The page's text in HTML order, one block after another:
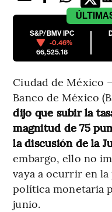
S&P/BMV IPC
-0.46%
66,525.18
Ciudad de México
Banco de México
dijo que subir la
magnitud de 75
la discusión de la
embargo, ello no
vaya a ocurrir en
política monetaria
junio.